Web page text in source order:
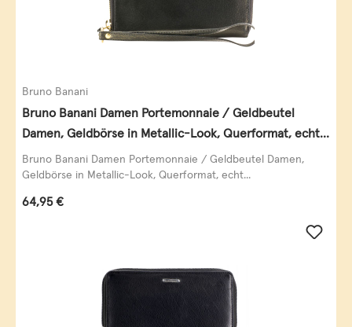
Bruno Banani
Bruno Banani Damen Portemonnaie / Geldbeutel
Damen, Geldbörse in Metallic-Look, Querformat, echt
Leder, schwarz-gold
Bruno Banani Damen Portemonnaie / Geldbeutel Damen,
Geldbörse in Metallic-Look, Querformat, echt...
Regulärer Preis:
64,95 €